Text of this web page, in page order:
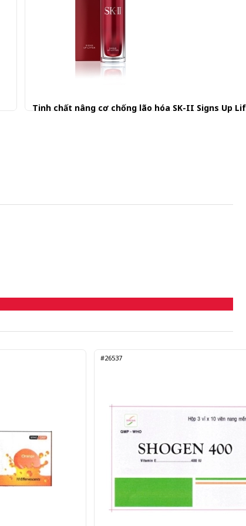
Tinh chất nâng cơ chống lão hóa SK-II Signs Up
#26537